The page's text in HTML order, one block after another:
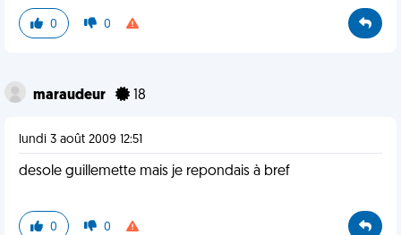
0 0
maraudeur 18
lundi 3 août 2009 12:51
desole guillemette mais je repondais à bref
0 0